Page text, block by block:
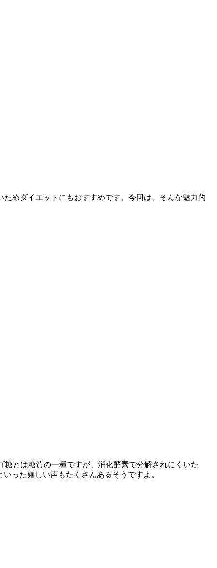
めダイエットにもおすすめです。今回は、そんな魅力的
とは糖質の一種ですが、消化酵素で分解されにくいた
った嬉しい声もたくさんあるそうですよ。